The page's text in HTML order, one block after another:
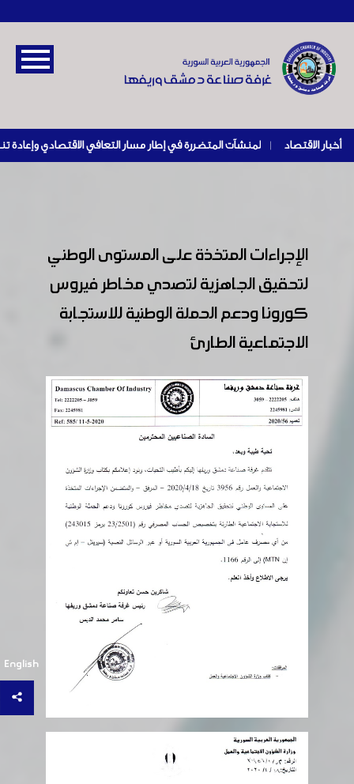
أخبار الاقتصاد |
English
الإجراءات المتخذة على المستوى الوطني
لتحقيق الجاهزية لتصدي مخاطر فيروس
كورونا ودعم الحملة الوطنية للاستجابة
الاجتماعية الطارئ